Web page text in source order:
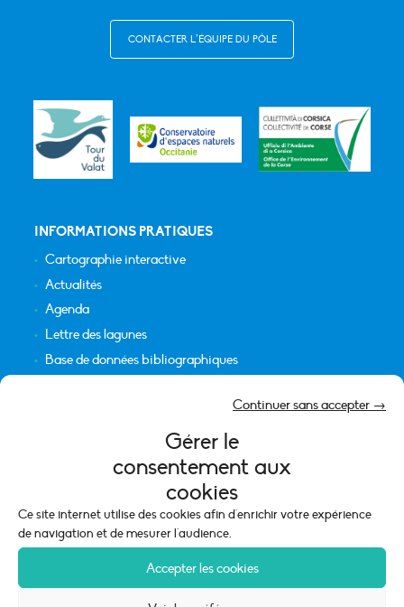
Gérer le
consentement aux
cookies
Ce site internet utilise des cookies afin d'enrichir votre expérience
de navigation et de mesurer l'audience.
Accepter les cookies
Continuer sans accepter →
CONTACTER L’ÉQUIPE DU PÔLE
INFORMATIONS PRATIQUES
Cartographie interactive
Actualités
Agenda
Lettre des lagunes
Base de données bibliographiques
Mentions légales
Politique de cookies (UE)